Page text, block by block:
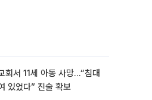
회서 11세 아동 사망…“침대
있었다” 진술 확보